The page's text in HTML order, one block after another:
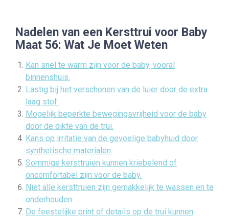
Nadelen van een Kersttrui voor Baby
Maat 56: Wat Je Moet Weten
Kan snel te warm zijn voor de baby, vooral
binnenshuis.
Lastig bij het verschonen van de luier door de extra
laag stof.
Mogelijk beperkte bewegingsvrijheid voor de baby
door de dikte van de trui.
Kans op irritatie van de gevoelige babyhuid door
synthetische materialen.
Sommige kersttruien kunnen kriebelend of
oncomfortabel zijn voor de baby.
Niet alle kersttruien zijn gemakkelijk te wassen en te
onderhouden.
De feestelijke print of details op de trui kunnen